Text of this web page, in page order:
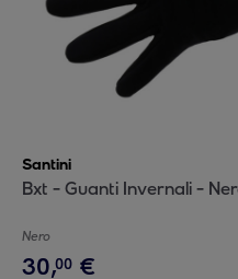
Santini
Bxt - Guanti Invernali -
Nero
30,00 €